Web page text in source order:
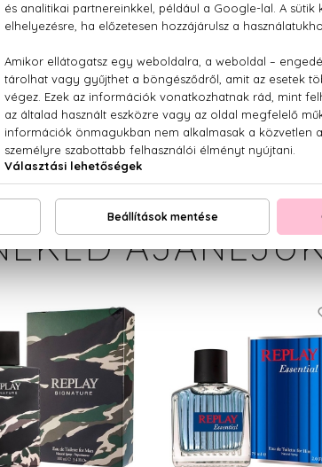
vetiver, fehér fás jegyek
Parfum/Fragrance, Pentaerythrityl
Benzyl Alcohol, Geraniol, Citral